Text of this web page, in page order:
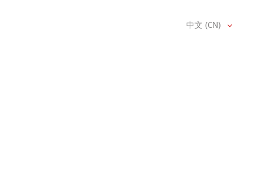
中文 (CN)